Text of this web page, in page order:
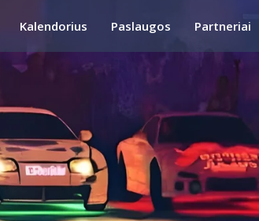
Kalendorius Paslaugos Partneriai